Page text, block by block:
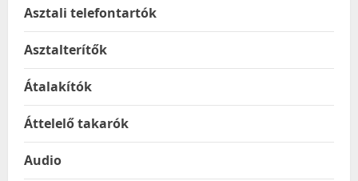
Asztali telefontartók
Asztalterítők
Átalakítók
Áttelelő takarók
Audio